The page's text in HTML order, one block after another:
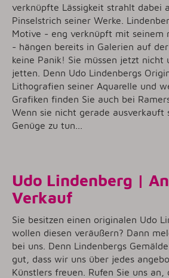
verknüpfte Lässigkeit strahlt dabei
Pinselstrich seiner Werke.
Motive - eng verknüpft mit seinem
- hängen bereits in Galerien auf
keine Panik! Sie müssen jetzt nicht
jetten. Denn Udo Lindenbergs
Lithografien seiner Aquarelle und
Grafiken finden Sie auch bei
Wenn sie nicht gerade ausverkauft
Genüge zu tun...
Udo Lindenberg |
Verkauf
Sie besitzen einen originalen Udo
wollen diesen veräußern? Dann
bei uns. Denn Lindenbergs
gut, dass wir uns über jedes
Künstlers freuen. Rufen Sie uns an,